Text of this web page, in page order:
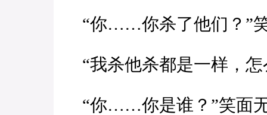
“你……你杀了他们？”
“我杀他杀都是一样，怎
“你……你是谁？”笑面